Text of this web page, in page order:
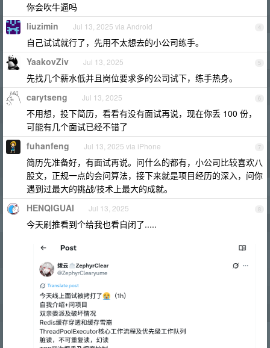
你会吹牛逼吗
4
liuzimin Jul 13, 2025 via Android
自己试试就行了，先用不太想去的小公司练手。
5
YaakovZiv Jul 13, 2025
先找几个薪水低并且岗位要求多的公司试下，练手热身。
6
carytseng Jul 13, 2025
不用想，投下简历，看看有没有面试再说，现在你丢 100 份，
可能有几个面试已经不错了
7
fuhanfeng Jul 13, 2025 via iPhone
简历先准备好，有面试再说。问什么的都有，小公司比较喜欢八
股文，正规一点的会问算法，接下来就是项目经历的深入，问你
遇到过最大的挑战/技术上最大的成就。
8
HENQIGUAI Jul 13, 2025
今天刷推看到个给我也看自闭了.....